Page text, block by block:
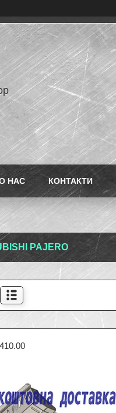
НАС КОНТАКТИ
PAJERO